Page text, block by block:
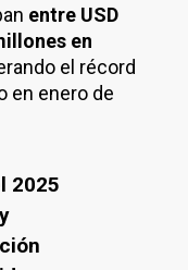
entre USD
en
el récord
en enero de
2025